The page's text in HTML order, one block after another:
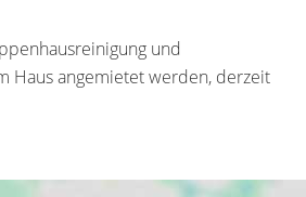
und
Haus angemietet werden, derzeit